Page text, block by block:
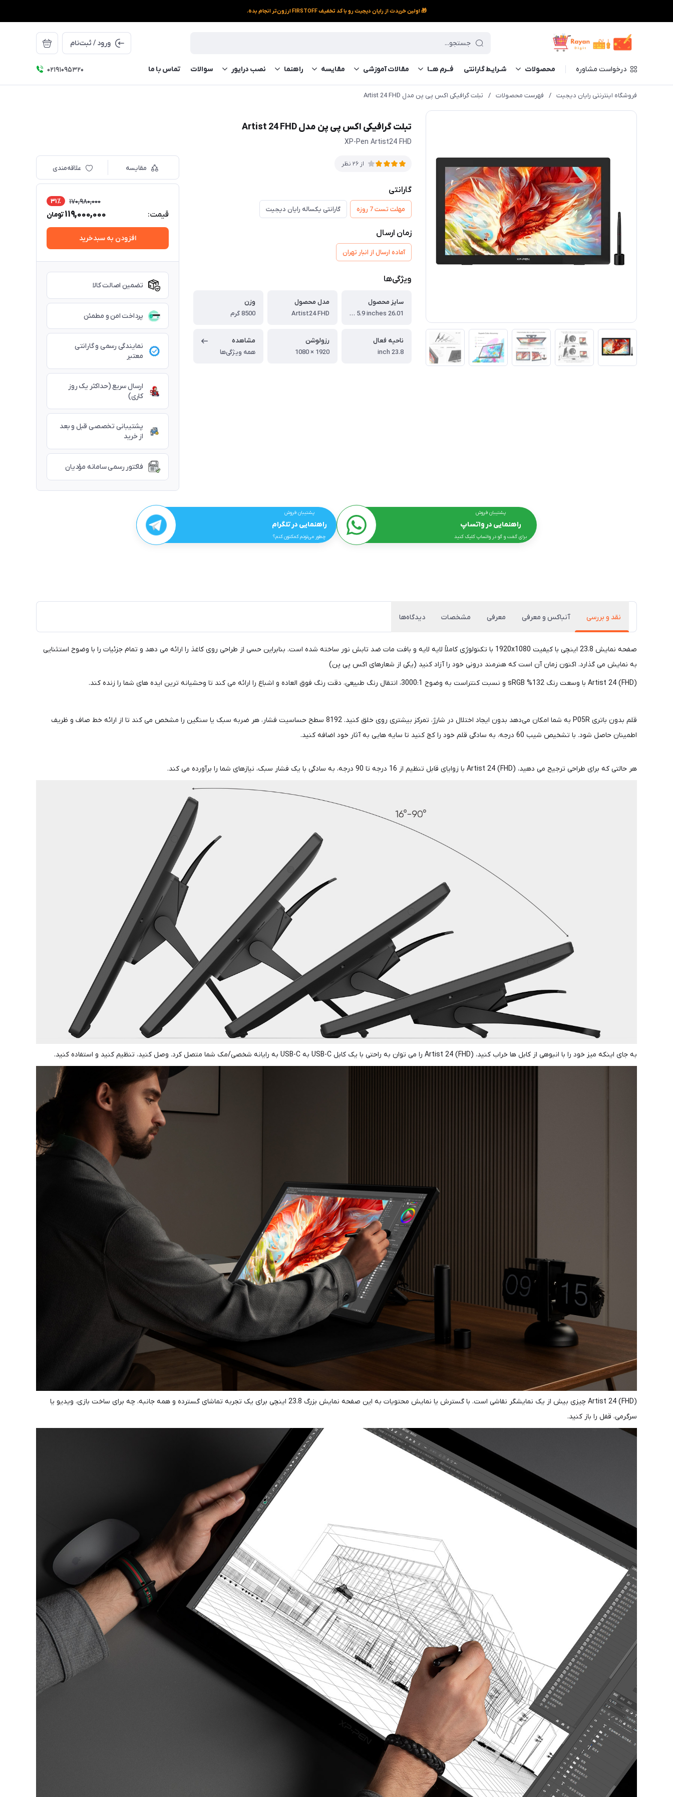
🎁 اولین خریدت از رایان دیجیت رو با کد تخفیف FIRSTOFF ارزون‌تر انجام بده.
ورود / ثبت‌نام
درخواست مشاوره محصولات شـرایـط گارانتی فــرم‌ هــا مقالات آموزشی مقایسه راهنما نصب درایور سوالات تماس با ما ۰۲۱91095320
فروشگاه اینترنتی رایان دیجیت / فهرست محصولات / تبلت گرافیکی اکس پی پن مدل Artist 24 FHD
تبلت گرافیکی اکس پی پن مدل Artist 24 FHD
XP-Pen Artist24 FHD
از 26 نظر
گارانتی
مهلت تست 7 روزه گارانتی یکساله رایان دیجیت
زمان ارسال
آماده ارسال از انبار تهران
ویژگی‌ها
سایز محصول
26.01 x 18.41 x 5.9 inches
مدل محصول
Artist24 FHD
وزن
8500 گرم
ناحیه فعال
23.8 inch
رزولوشن
1920 × 1080
مشاهده
همه ویژگی‌ها
مقایسه علاقه‌مندی
قیمت:
170,980,000 31٪
119,000,000تومان
افزودن به سبدخرید
تضمین اصالت کالا
پرداخت امن و مطمئن
نمایندگی رسمی و گارانتی
معتبر
ارسال سریع (حداکثر یک روز
کاری)
پشتیبانی تخصصی قبل و بعد
از خرید
فاکتور رسمی سامانه مؤدیان
پشتیبان فروش
راهنمایی در واتساپ
برای گفت و گو در واتساپ کلیک کنید
پشتیبان فروش
راهنمایی در تلگرام
چطور می‌تونم کمکتون کنم؟
نقد و بررسی آنباکس و معرفی معرفی مشخصات دیدگاه‌ها
صفحه نمایش 23.8 اینچی با کیفیت 1920x1080 با تکنولوژی کاملاً لایه لایه و بافت مات ضد تابش نور ساخته شده است. بنابراین حسی از طراحی روی کاغذ را ارائه می دهد و تمام جزئیات را با وضوح استثنایی
به نمایش می گذارد. اکنون زمان آن است که هنرمند درونی خود را آزاد کنید (یکی از شعارهای اکس پی پن)
Artist 24 (FHD) با وسعت رنگ 132% sRGB و نسبت کنتراست به وضوح 3000:1، انتقال رنگ طبیعی، دقت رنگ فوق العاده و اشباع را ارائه می کند تا وحشیانه ترین ایده های شما را زنده کند.
قلم بدون باتری P05R به شما امکان می‌دهد بدون ایجاد اختلال در شارژ، تمرکز بیشتری روی خلق کنید. 8192 سطح حساسیت فشار، هر ضربه سبک یا سنگین را مشخص می کند تا از ارائه خط صاف و ظریف
اطمینان حاصل شود. با تشخیص شیب 60 درجه، به سادگی قلم خود را کج کنید تا سایه هایی به آثار خود اضافه کنید.
هر حالتی که برای طراحی ترجیح می دهید، Artist 24 (FHD) با زوایای قابل تنظیم از 16 درجه تا 90 درجه، به سادگی با یک فشار سبک، نیازهای شما را برآورده می کند.
به جای اینکه میز خود را با انبوهی از کابل ها خراب کنید، Artist 24 (FHD) را می توان به راحتی با یک کابل USB-C به USB-C به رایانه شخصی/مک شما متصل کرد. وصل کنید، تنظیم کنید و استفاده کنید.
Artist 24 (FHD) چیزی بیش از یک نمایشگر نقاشی است. با گسترش یا نمایش محتویات به این صفحه نمایش بزرگ 23.8 اینچی برای یک تجربه تماشای گسترده و همه جانبه، چه برای ساخت بازی، ویدیو یا
سرگرمی، قفل را باز کنید.